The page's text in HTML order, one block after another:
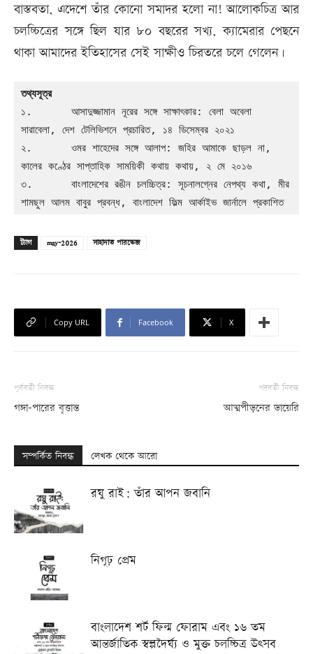
বাস্তবতা, এদেশে তাঁর কোনো সমাদর হলো না! আলোকচিত্র আর
চলচ্চিত্রের সঙ্গে ছিল যার ৮০ বছরের সখ্য, ক্যামেরার পেছনে
থাকা আমাদের ইতিহাসের সেই সাক্ষীও চিরতরে চলে গেলেন।
তথ্যসূত্র
১.	আসাদুজ্জামান নূরের সঙ্গে সাক্ষাৎকার: বেলা অবেলা
সারাবেলা, দেশ টেলিভিশনে প্রচারিত, ১৪ ডিসেম্বর ২০২১
২.	ওমর শাহেদের সঙ্গে আলাপ: জহির আমাকে ছাড়ল না,
কালের কণ্ঠের সাপ্তাহিক সাময়িকী কথায় কথায়, ২ মে ২০১৬
৩.	বাংলাদেশের রঙীন চলচ্চিত্র: সূচনালগ্নের নেপথ্য কথা, মীর
শামছুল আলম বাবুর প্রবন্ধ, বাংলাদেশ ফিল্ম আর্কাইভ জার্নালে প্রকাশিত
ট্যাগ may-2026 সাহাদাত পারভেজ
Copy URL Facebook X
পূর্ববর্তী নিবন্ধ
গঙ্গা-পারের বৃত্তান্ত
পরবর্তী নিবন্ধ
আত্মপীড়নের ডায়েরি
সম্পর্কিত নিবন্ধ লেখক থেকে আরো
রঘু রাই: তাঁর আপন জবানি
নিগূঢ় প্রেম
বাংলাদেশ শর্ট ফিল্ম ফোরাম এবং ১৬ তম
আন্তর্জাতিক স্বল্পদৈর্ঘ্য ও মুক্ত চলচ্চিত্র উৎসব